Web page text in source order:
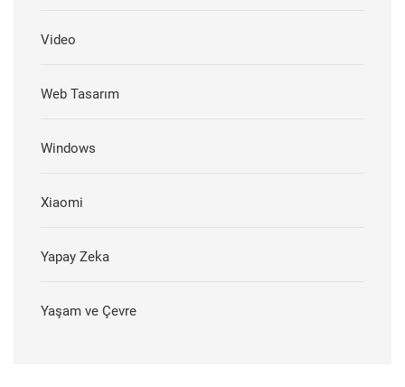
Video
Web Tasarım
Windows
Xiaomi
Yapay Zeka
Yaşam ve Çevre